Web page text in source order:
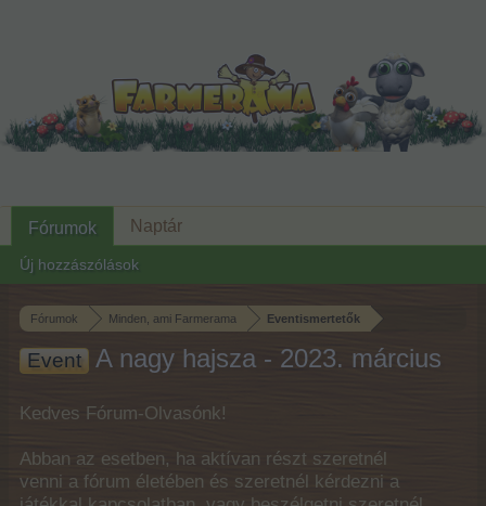
Fórumok Minden, ami Farmerama Eventismertetők
Event A nagy hajsza - 2023. március
Kedves Fórum-Olvasónk!
Abban az esetben, ha aktívan részt szeretnél
venni a fórum életében és szeretnél kérdezni a
Fórumok
Új hozzászólások
Naptár